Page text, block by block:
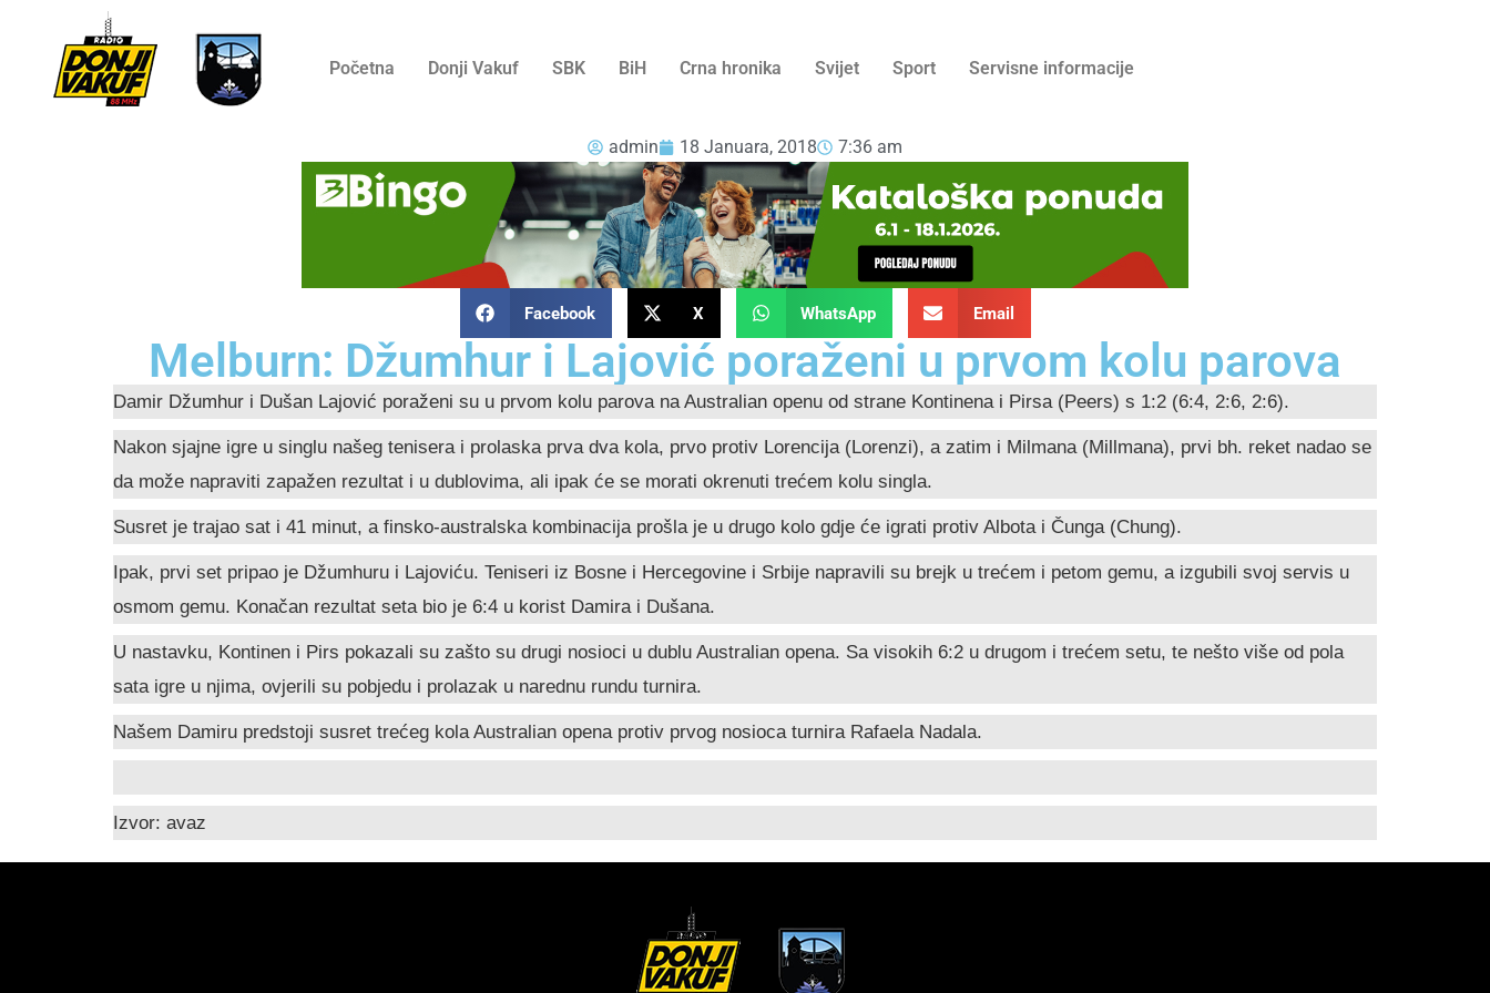
Početna Donji Vakuf SBK BiH Crna hronika Svijet Sport Servisne informacije
admin 18 Januara, 2018 7:36 am
Facebook X WhatsApp Email
Melburn: Džumhur i Lajović poraženi u prvom kolu parova
Damir Džumhur i Dušan Lajović poraženi su u prvom kolu parova na Australian openu od strane Kontinena i Pirsa (Peers) s 1:2 (6:4, 2:6, 2:6).
Nakon sjajne igre u singlu našeg tenisera i prolaska prva dva kola, prvo protiv Lorencija (Lorenzi), a zatim i Milmana (Millmana), prvi bh. reket nadao se
da može napraviti zapažen rezultat i u dublovima, ali ipak će se morati okrenuti trećem kolu singla.
Susret je trajao sat i 41 minut, a finsko-australska kombinacija prošla je u drugo kolo gdje će igrati protiv Albota i Čunga (Chung).
Ipak, prvi set pripao je Džumhuru i Lajoviću. Teniseri iz Bosne i Hercegovine i Srbije napravili su brejk u trećem i petom gemu, a izgubili svoj servis u
osmom gemu. Konačan rezultat seta bio je 6:4 u korist Damira i Dušana.
U nastavku, Kontinen i Pirs pokazali su zašto su drugi nosioci u dublu Australian opena. Sa visokih 6:2 u drugom i trećem setu, te nešto više od pola
sata igre u njima, ovjerili su pobjedu i prolazak u narednu rundu turnira.
Našem Damiru predstoji susret trećeg kola Australian opena protiv prvog nosioca turnira Rafaela Nadala.
Izvor: avaz